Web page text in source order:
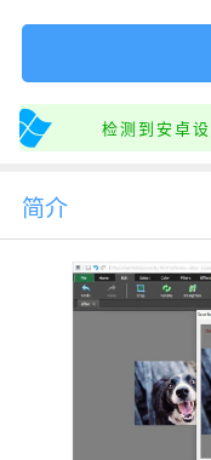
检测到安卓
简介